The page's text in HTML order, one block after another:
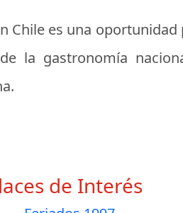
Chile es una
la gastronomía
de Interés